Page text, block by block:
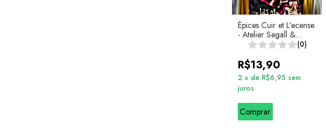
Épices Cuir et L'ecense
- Atelier Segall &
Barutti
(0)
R$13,90
2 x de R$6,95 sem
juros
Comprar